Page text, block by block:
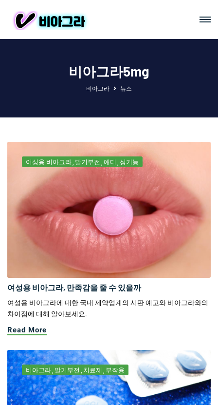
비아그라5mg
비아그라 뉴스
여성용 비아그라 발기부전 애디 성기능
여성용 비아그라, 만족감을 줄 수 있을까
여성용 비아그라에 대한 국내 제약업계의 시판 예고와 비아그라와의
차이점에 대해 알아보세요.
Read More
비아그라 발기부전 치료제 부작용